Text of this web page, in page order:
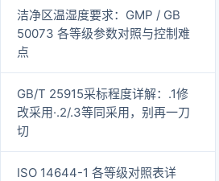
洁净区温湿度要求：GMP / GB
50073 各等级参数对照与控制难
点
GB/T 25915采标程度详解：.1修
改采用·.2/.3等同采用，别再一刀
切
ISO 14644-1 各等级对照表详